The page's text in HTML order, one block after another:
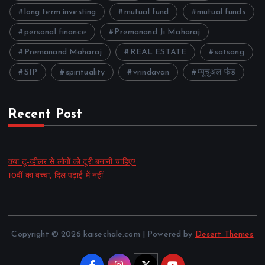
long term investing mutual fund mutual funds
personal finance Premanand Ji Maharaj
Premanand Maharaj REAL ESTATE satsang
SIP spirituality vrindavan म्यूचुअल फंड
Recent Post
क्या टू-व्हीलर से लोगों को दूरी बनानी चाहिए?
10वीं का बच्चा, दिल पढ़ाई में नहीं
Copyright © 2026 kaisechale.com | Powered by Desert Themes